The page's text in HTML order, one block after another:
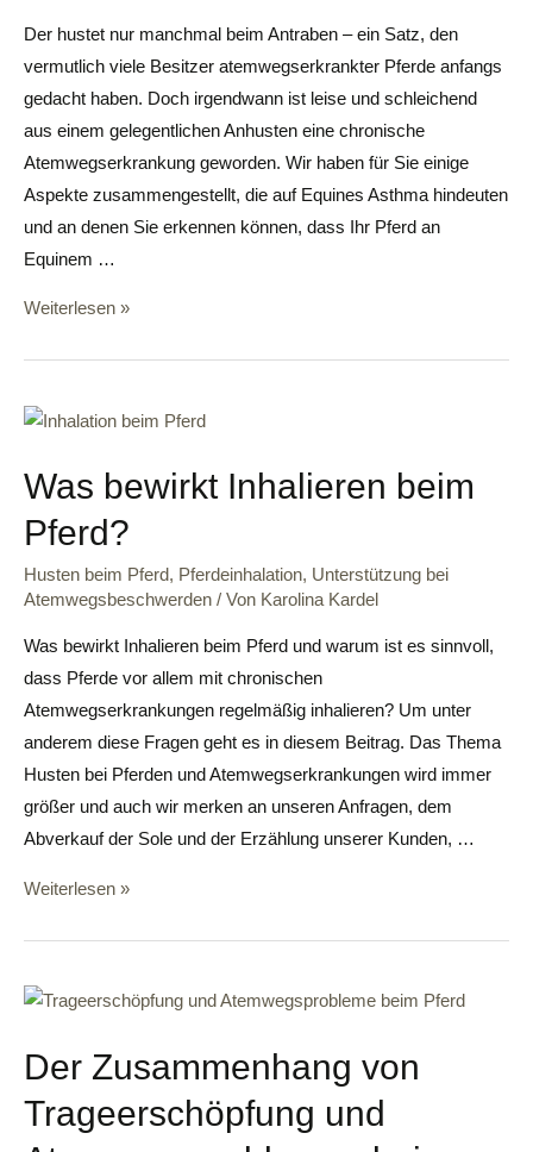
Der hustet nur manchmal beim Antraben – ein Satz, den
vermutlich viele Besitzer atemwegserkrankter Pferde anfangs
gedacht haben. Doch irgendwann ist leise und schleichend
aus einem gelegentlichen Anhusten eine chronische
Atemwegserkrankung geworden. Wir haben für Sie einige
Aspekte zusammengestellt, die auf Equines Asthma hindeuten
und an denen Sie erkennen können, dass Ihr Pferd an
Equinem …
Weiterlesen »
Was bewirkt Inhalieren beim
Pferd?
Husten beim Pferd, Pferdeinhalation, Unterstützung bei
Atemwegsbeschwerden / Von Karolina Kardel
Was bewirkt Inhalieren beim Pferd und warum ist es sinnvoll,
dass Pferde vor allem mit chronischen
Atemwegserkrankungen regelmäßig inhalieren? Um unter
anderem diese Fragen geht es in diesem Beitrag. Das Thema
Husten bei Pferden und Atemwegserkrankungen wird immer
größer und auch wir merken an unseren Anfragen, dem
Abverkauf der Sole und der Erzählung unserer Kunden, …
Weiterlesen »
Der Zusammenhang von
Trageerschöpfung und